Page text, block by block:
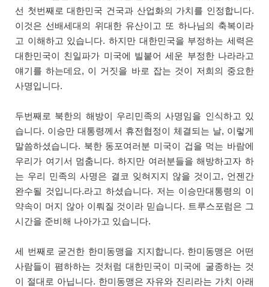
선 첫번째로 대한민국 건국과 산업화의 가치를 인정합니다.
이것은 선배세대의 위대한 유산이고 또 하나님의 축복이라
고 이해하고 있습니다. 하지만 대한민국을 부정하는 세력은
대한민국이 친일파가 미국에 빌붙어 세운 부정한 나라라고
얘기를 하는데요, 이 거짓을 바로 잡는 것이 저희의 중요한
사명입니다.
두번째로 북한의 해방이 우리민족의 사명임을 인식하고 있
습니다. 이승만 대통령께서 휴전협정이 체결되는 날, 이렇게
말씀하셨습니다. 북한 동포여러분 미국이 겁을 먹는 바람에
우리가 여기서 멈춤니다. 하지만 여러분들을 해방하고자 하
는 우리 민족의 사명은 결코 잊혀지지 않을 것이고, 언젠간
완수될 것입니다.라고 하셨습니다. 저는 이승만대통령의 이
약속이 머지 않아 이뤄질 것이라 믿습니다. 트루스포럼은 그
시간을 준비해 나아가고 있습니다.
세 번째로 굳건한 한미동맹을 지지합니다. 한미동맹은 어떤
사람들이 폄하하는 것처럼 대한민국이 미국에 굴종하는 것
이 절대로 아닙니다. 한미동맹은 자유와 진리라는 가치 아래